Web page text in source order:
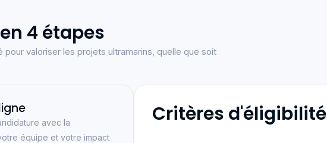
4 étapes
valoriser les projets ultramarins, quelle que soit
avec la
équipe et votre impact
Critères d'éligibilité